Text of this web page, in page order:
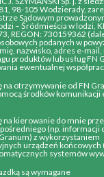
98-105 Wodzierady,
Sądowym
– Śródmieścia w lodzi,
REGON: 730159362
podanych w
nazwisko, adres e-
produktów lub usług FN
ewentualnej
na otrzymywanie od FN
środków
na kierowanie do mnie
(np. informacji
z wykorzystaniem
urządzeń końcowych
systemów
są wymagane